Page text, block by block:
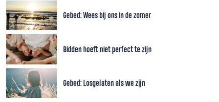
Gebed: Wees bij ons in de zomer
Bidden hoeft niet perfect te zijn
Gebed: Losgelaten als we zijn